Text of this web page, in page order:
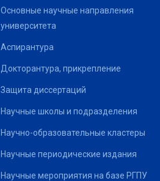
Основные научные направления
университета
Аспирантура
Докторантура, прикрепление
Защита диссертаций
Научные школы и подразделения
Научно-образовательные кластеры
Научные периодические издания
Научные мероприятия на базе РГПУ